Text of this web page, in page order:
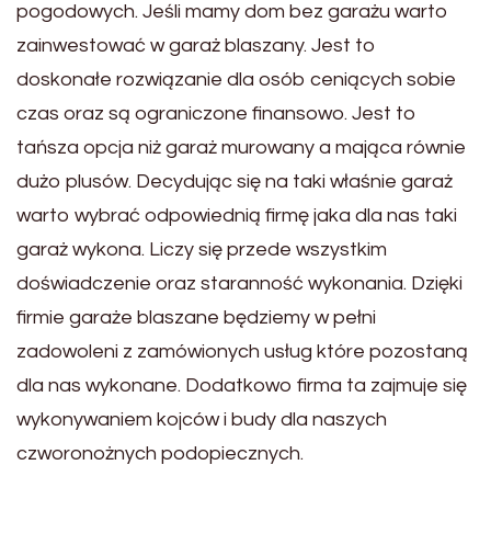
pogodowych. Jeśli mamy dom bez garażu warto
zainwestować w garaż blaszany. Jest to
doskonałe rozwiązanie dla osób ceniących sobie
czas oraz są ograniczone finansowo. Jest to
tańsza opcja niż garaż murowany a mająca równie
dużo plusów. Decydując się na taki właśnie garaż
warto wybrać odpowiednią firmę jaka dla nas taki
garaż wykona. Liczy się przede wszystkim
doświadczenie oraz staranność wykonania. Dzięki
firmie garaże blaszane będziemy w pełni
zadowoleni z zamówionych usług które pozostaną
dla nas wykonane. Dodatkowo firma ta zajmuje się
wykonywaniem kojców i budy dla naszych
czworonożnych podopiecznych.